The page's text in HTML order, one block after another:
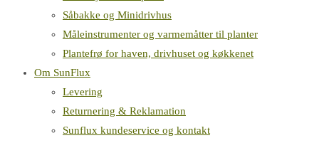
Såbakke og Minidrivhus
Måleinstrumenter og varmemåtter til planter
Plantefrø for haven, drivhuset og køkkenet
Om SunFlux
Levering
Returnering & Reklamation
Sunflux kundeservice og kontakt